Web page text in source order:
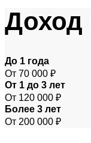
Доход
До 1 года
От 70 000 ₽
От 1 до 3 лет
От 120 000 ₽
Более 3 лет
От 200 000 ₽